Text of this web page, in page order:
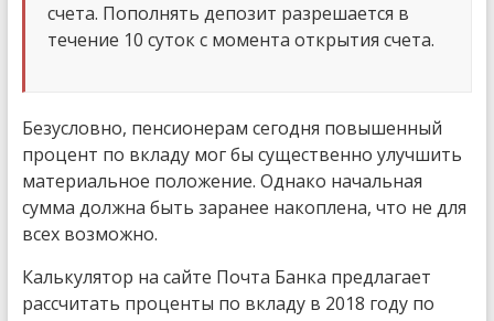
счета. Пополнять депозит разрешается в
течение 10 суток с момента открытия счета.
Безусловно, пенсионерам сегодня повышенный
процент по вкладу мог бы существенно улучшить
материальное положение. Однако начальная
сумма должна быть заранее накоплена, что не для
всех возможно.
Калькулятор на сайте Почта Банка предлагает
рассчитать проценты по вкладу в 2018 году по